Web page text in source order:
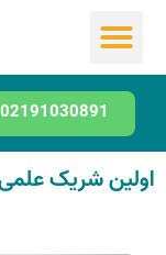
02191030891
اولین شریک علمی